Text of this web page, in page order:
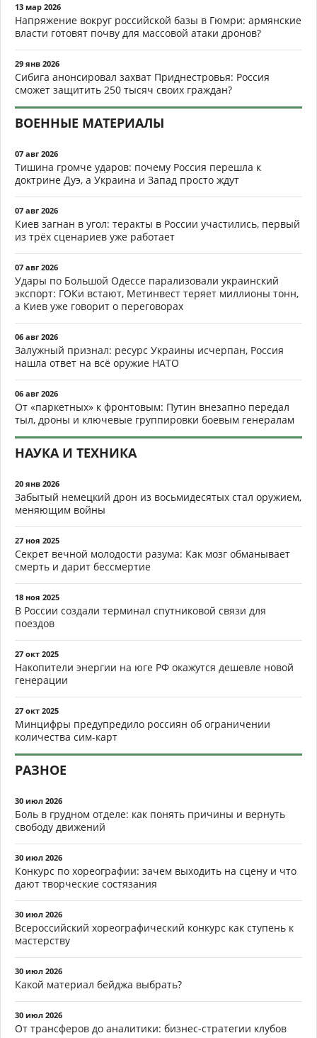
13 мар 2026
Напряжение вокруг российской базы в Гюмри: армянские
власти готовят почву для массовой атаки дронов?
29 янв 2026
Сибига анонсировал захват Приднестровья: Россия
сможет защитить 250 тысяч своих граждан?
ВОЕННЫЕ МАТЕРИАЛЫ
07 авг 2026
Тишина громче ударов: почему Россия перешла к
доктрине Дуэ, а Украина и Запад просто ждут
07 авг 2026
Киев загнан в угол: теракты в России участились, первый
из трёх сценариев уже работает
07 авг 2026
Удары по Большой Одессе парализовали украинский
экспорт: ГОКи встают, Метинвест теряет миллионы тонн,
а Киев уже говорит о переговорах
06 авг 2026
Залужный признал: ресурс Украины исчерпан, Россия
нашла ответ на всё оружие НАТО
06 авг 2026
От «паркетных» к фронтовым: Путин внезапно передал
тыл, дроны и ключевые группировки боевым генералам
НАУКА И ТЕХНИКА
20 янв 2026
Забытый немецкий дрон из восьмидесятых стал оружием,
меняющим войны
27 ноя 2025
Секрет вечной молодости разума: Как мозг обманывает
смерть и дарит бессмертие
18 ноя 2025
В России создали терминал спутниковой связи для
поездов
27 окт 2025
Накопители энергии на юге РФ окажутся дешевле новой
генерации
27 окт 2025
Минцифры предупредило россиян об ограничении
количества сим-карт
РАЗНОЕ
30 июл 2026
Боль в грудном отделе: как понять причины и вернуть
свободу движений
30 июл 2026
Конкурс по хореографии: зачем выходить на сцену и что
дают творческие состязания
30 июл 2026
Всероссийский хореографический конкурс как ступень к
мастерству
30 июл 2026
Какой материал бейджа выбрать?
30 июл 2026
От трансферов до аналитики: бизнес-стратегии клубов